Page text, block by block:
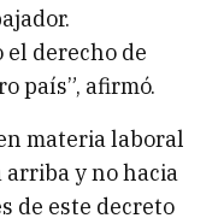
el derecho de
país”, afirmó.
materia laboral
arriba y no hacia
de este decreto